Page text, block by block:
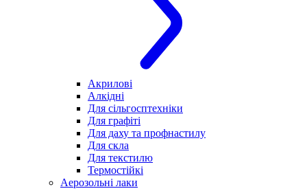
Акрилові
Алкідні
Для cільгосптехніки
Для графіті
Для даху та профнастилу
Для скла
Для текстилю
Термостійкі
Аерозольні лаки